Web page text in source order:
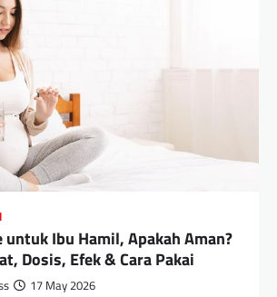
Ibu Hamil, Apakah Aman?
Dosis, Efek & Cara Pakai
17 May 2026